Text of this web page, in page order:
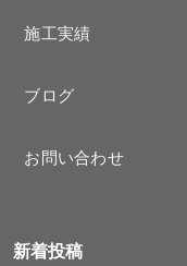
施工実績
ブログ
お問い合わせ
新着投稿